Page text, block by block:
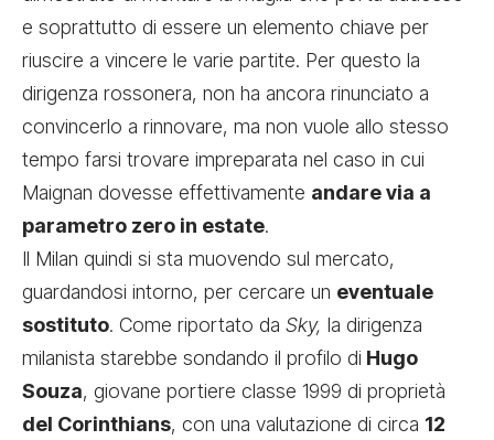
e soprattutto di essere un elemento chiave per
riuscire a vincere le varie partite. Per questo la
dirigenza rossonera, non ha ancora rinunciato a
convincerlo a rinnovare, ma non vuole allo stesso
tempo farsi trovare impreparata nel caso in cui
Maignan dovesse effettivamente andare via a
parametro zero in estate.
Il Milan quindi si sta muovendo sul mercato,
guardandosi intorno, per cercare un eventuale
sostituto. Come riportato da Sky, la dirigenza
milanista starebbe sondando il profilo di Hugo
Souza, giovane portiere classe 1999 di proprietà
del Corinthians, con una valutazione di circa 12